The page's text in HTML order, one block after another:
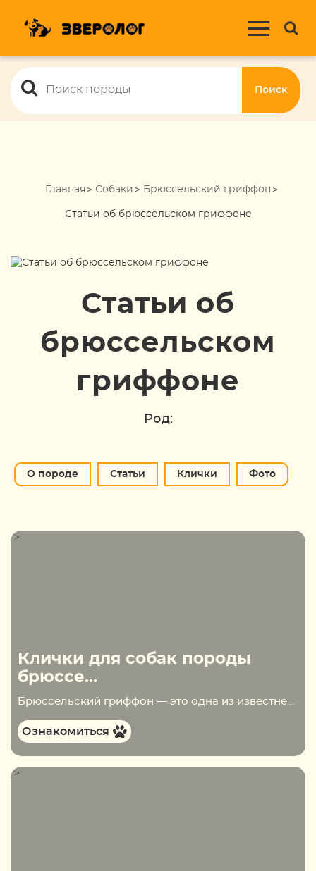
Поиск
Главная Собаки Брюссельский гриффон
Статьи об брюссельском гриффоне
Статьи об
брюссельском
гриффоне
Род:
О породе Статьи Клички Фото
">
Клички для собак породы
брюссе...
Брюссельский гриффон — это одна из известнейших декоративных пород собак. Напоминающие ворчливых усатых старичков гриффоны на самом деле необычайно весёлые и жизнерадостные собаки. Они становятся настоящими друзьями для своих владельцев, могут найти общий язык с любым человеком. Однако поначалу гриффон…
Ознакомиться
">